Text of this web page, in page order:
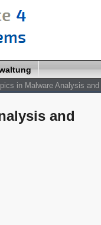
in Malware Analysis
and